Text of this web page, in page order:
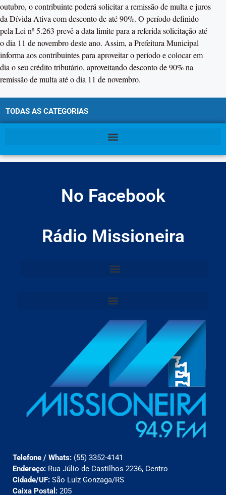
outubro, o contribuinte poderá solicitar a remissão de multa e juros
da Dívida Ativa com desconto de até 90%. O período definido
pela Lei nº 5.263 prevê a data limite para a referida solicitação até
o dia 11 de novembro deste ano. Assim, a Prefeitura Municipal
informa aos contribuintes para aproveitar o período e colocar em
dia o seu crédito tributário, aproveitando desconto de 90% na
remissão de multa até o dia 11 de novembro.
TODAS AS CATEGORIAS
No Facebook
Rádio Missioneira
Telefone / Whats: (55) 3352-4141
Endereço: Rua Júlio de Castilhos 2236, Centro
Cidade/UF: São Luiz Gonzaga/RS
Caixa Postal: 205